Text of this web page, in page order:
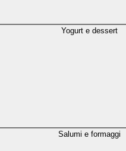
Yogurt e dessert
Salumi e formaggi